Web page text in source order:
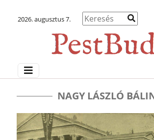
2026. augusztus 7.
NAGY LÁSZLÓ